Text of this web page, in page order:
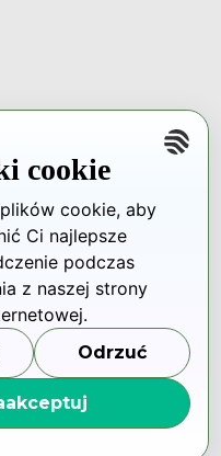
cookie
cookie, aby
Ci najlepsze
podczas
z naszej strony
Odrzuć